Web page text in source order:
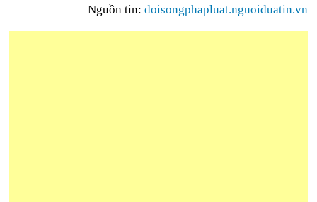
Nguồn tin: doisongphapluat.nguoiduatin.vn